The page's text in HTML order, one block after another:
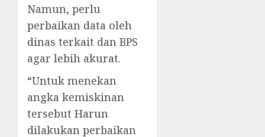
Namun, perlu
perbaikan data oleh
dinas terkait dan BPS
agar lebih akurat.
“Untuk menekan
angka kemiskinan
tersebut Harun
dilakukan perbaikan